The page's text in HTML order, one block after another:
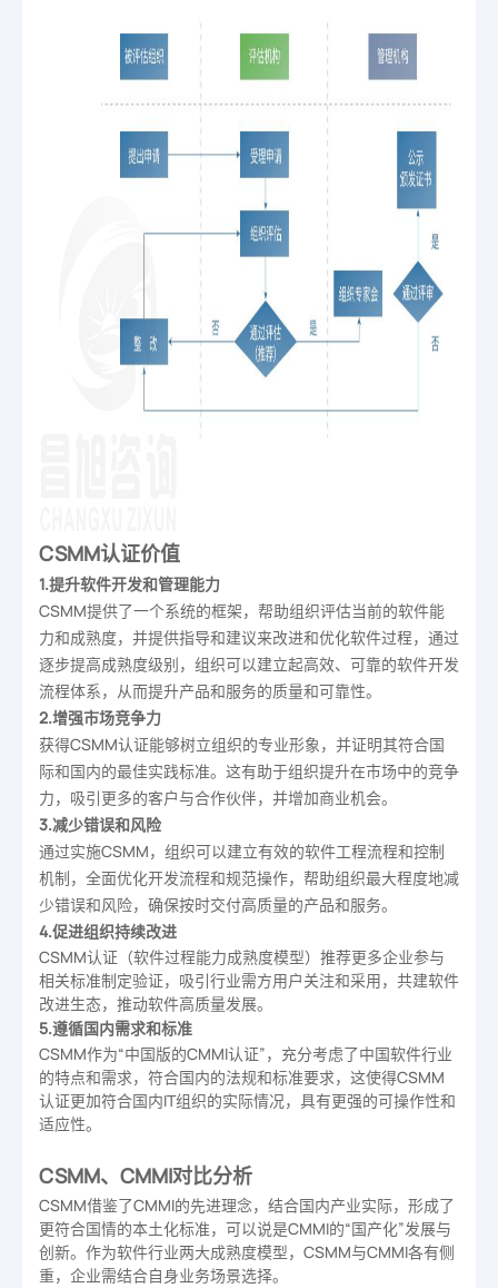
CSMM认证价值
1.提升软件开发和管理能力
CSMM提供了一个系统的框架，帮助组织评估当前的软件能
力和成熟度，并提供指导和建议来改进和优化软件过程，通过
逐步提高成熟度级别，组织可以建立起高效、可靠的软件开发
流程体系，从而提升产品和服务的质量和可靠性。
2.增强市场竞争力
获得CSMM认证能够树立组织的专业形象，并证明其符合国
际和国内的最佳实践标准。这有助于组织提升在市场中的竞争
力，吸引更多的客户与合作伙伴，并增加商业机会。
3.减少错误和风险
通过实施CSMM，组织可以建立有效的软件工程流程和控制
机制，全面优化开发流程和规范操作，帮助组织最大程度地减
少错误和风险，确保按时交付高质量的产品和服务。
4.促进组织持续改进
CSMM认证（软件过程能力成熟度模型）推荐更多企业参与
相关标准制定验证，吸引行业需方用户关注和采用，共建软件
改进生态，推动软件高质量发展。
5.遵循国内需求和标准
CSMM作为“中国版的CMMI认证”，充分考虑了中国软件行业
的特点和需求，符合国内的法规和标准要求，这使得CSMM
认证更加符合国内IT组织的实际情况，具有更强的可操作性和
适应性。
CSMM、CMMI对比分析
CSMM借鉴了CMMI的先进理念，结合国内产业实际，形成了
更符合国情的本土化标准，可以说是CMMI的“国产化”发展与
创新。作为软件行业两大成熟度模型，CSMM与CMMI各有侧
重，企业需结合自身业务场景选择。